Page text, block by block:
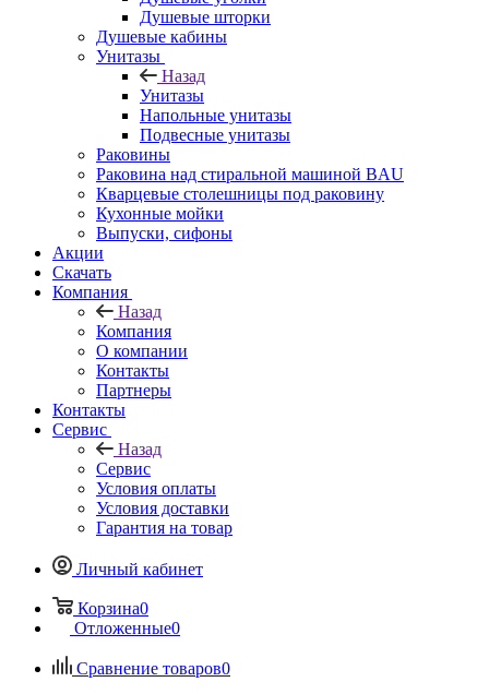
Душевые шторки
Душевые кабины
Унитазы
Назад
Унитазы
Напольные унитазы
Подвесные унитазы
Раковины
Раковина над стиральной машиной BAU
Кварцевые столешницы под раковину
Кухонные мойки
Выпуски, сифоны
Акции
Скачать
Компания
Назад
Компания
О компании
Контакты
Партнеры
Контакты
Сервис
Назад
Сервис
Условия оплаты
Условия доставки
Гарантия на товар
Личный кабинет
Корзина0
Отложенные0
Сравнение товаров0